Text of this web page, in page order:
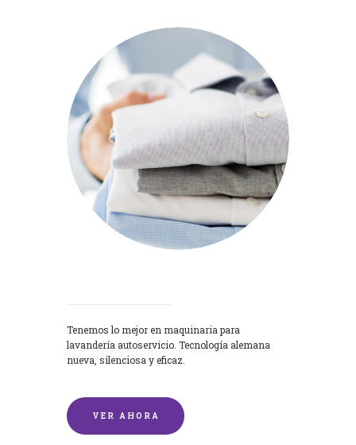
Tenemos lo mejor en maquinaria para
lavandería autoservicio. Tecnología alemana
nueva, silenciosa y eficaz.
VER AHORA